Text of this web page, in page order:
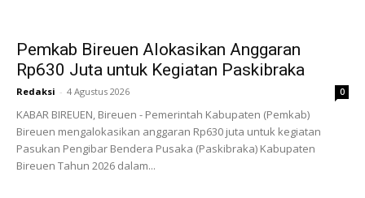
Pemkab Bireuen Alokasikan Anggaran
Rp630 Juta untuk Kegiatan Paskibraka
Redaksi - 4 Agustus 2026 0
KABAR BIREUEN, Bireuen - Pemerintah Kabupaten (Pemkab)
Bireuen mengalokasikan anggaran Rp630 juta untuk kegiatan
Pasukan Pengibar Bendera Pusaka (Paskibraka) Kabupaten
Bireuen Tahun 2026 dalam...